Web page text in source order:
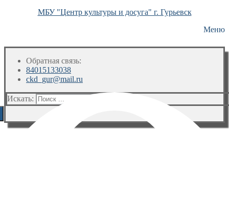
МБУ "Центр культуры и досуга" г. Гурьевск
Меню
Обратная связь:
84015133038
ckd_gur@mail.ru
Искать: